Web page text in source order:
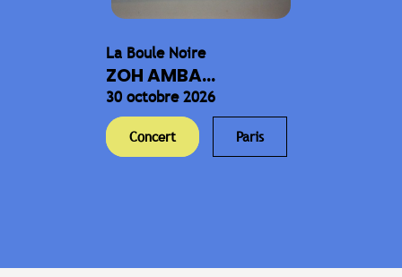
La Boule Noire
ZOH AMBA...
30 octobre 2026
Concert Paris